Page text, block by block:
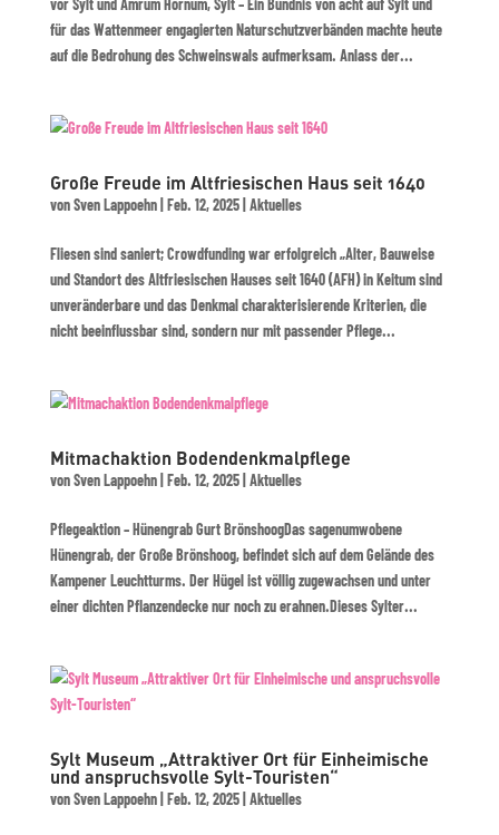
vor Sylt und Amrum Hörnum, Sylt – Ein Bündnis von acht auf Sylt und
für das Wattenmeer engagierten Naturschutzverbänden machte heute
auf die Bedrohung des Schweinswals aufmerksam. Anlass der...
Große Freude im Altfriesischen Haus seit 1640
vonSven Lappoehn| Feb. 12, 2025| Aktuelles
Fliesen sind saniert; Crowdfunding war erfolgreich „Alter, Bauweise
und Standort des Altfriesischen Hauses seit 1640 (AFH) in Keitum sind
unveränderbare und das Denkmal charakterisierende Kriterien, die
nicht beeinflussbar sind, sondern nur mit passender Pflege...
Mitmachaktion Bodendenkmalpflege
vonSven Lappoehn| Feb. 12, 2025| Aktuelles
Pflegeaktion – Hünengrab Gurt BrönshoogDas sagenumwobene
Hünengrab, der Große Brönshoog, befindet sich auf dem Gelände des
Kampener Leuchtturms. Der Hügel ist völlig zugewachsen und unter
einer dichten Pflanzendecke nur noch zu erahnen.Dieses Sylter...
Sylt Museum „Attraktiver Ort für Einheimische
und anspruchsvolle Sylt-Touristen“
vonSven Lappoehn| Feb. 12, 2025| Aktuelles